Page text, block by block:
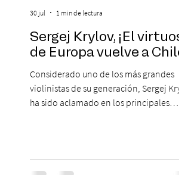
Sergej Krylov, ¡El virtuoso
de Europa vuelve a Chile!
Considerado uno de los más grandes
violinistas de su generación, Sergej Krylov
ha sido aclamado en los principales
escenario del Teatro CA660 para
30 jul 1 min de lectura